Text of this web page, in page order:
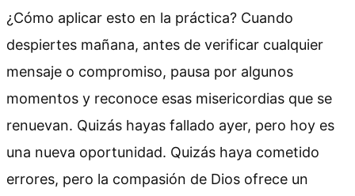
¿Cómo aplicar esto en la práctica? Cuando
despiertes mañana, antes de verificar cualquier
mensaje o compromiso, pausa por algunos
momentos y reconoce esas misericordias que se
renuevan. Quizás hayas fallado ayer, pero hoy es
una nueva oportunidad. Quizás haya cometido
errores, pero la compasión de Dios ofrece un